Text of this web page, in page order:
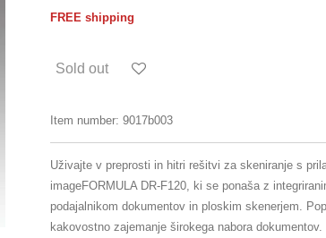
FREE shipping
Sold out
Item number: 9017b003
Uživajte v preprosti in hitri rešitvi za skeniranje s
imageFORMULA DR-F120, ki se ponaša z
podajalnikom dokumentov in ploskim skenerjem.
kakovostno zajemanje širokega nabora